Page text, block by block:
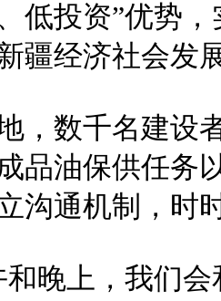
低投资”优势
疆经济社会发
数千名建设者
品油保供任务
沟通机制，时
上，我们会